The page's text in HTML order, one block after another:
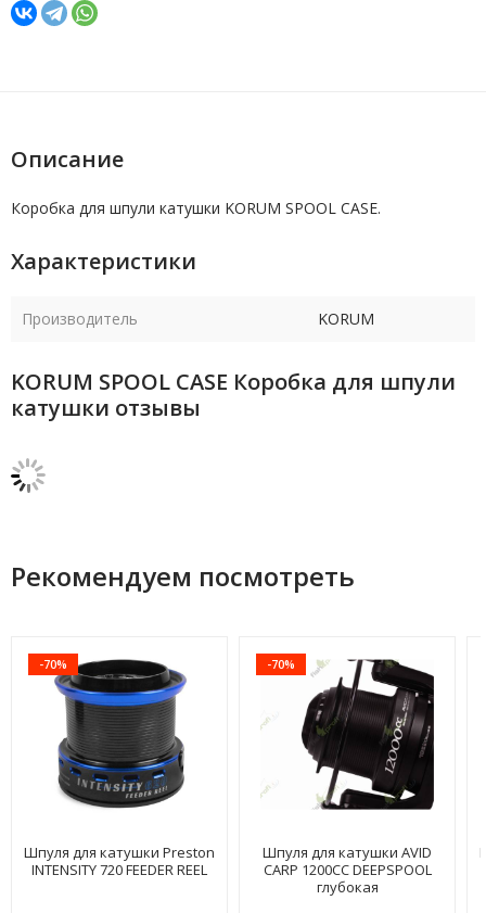
Описание
Коробка для шпули катушки KORUM SPOOL CASE.
Характеристики
Производитель KORUM
KORUM SPOOL CASE Коробка для шпули
катушки отзывы
Рекомендуем посмотреть
-70%
Шпуля для катушки Preston
INTENSITY 720 FEEDER REEL
-70%
Шпуля для катушки AVID
CARP 1200СС DEEPSPOOL
глубокая